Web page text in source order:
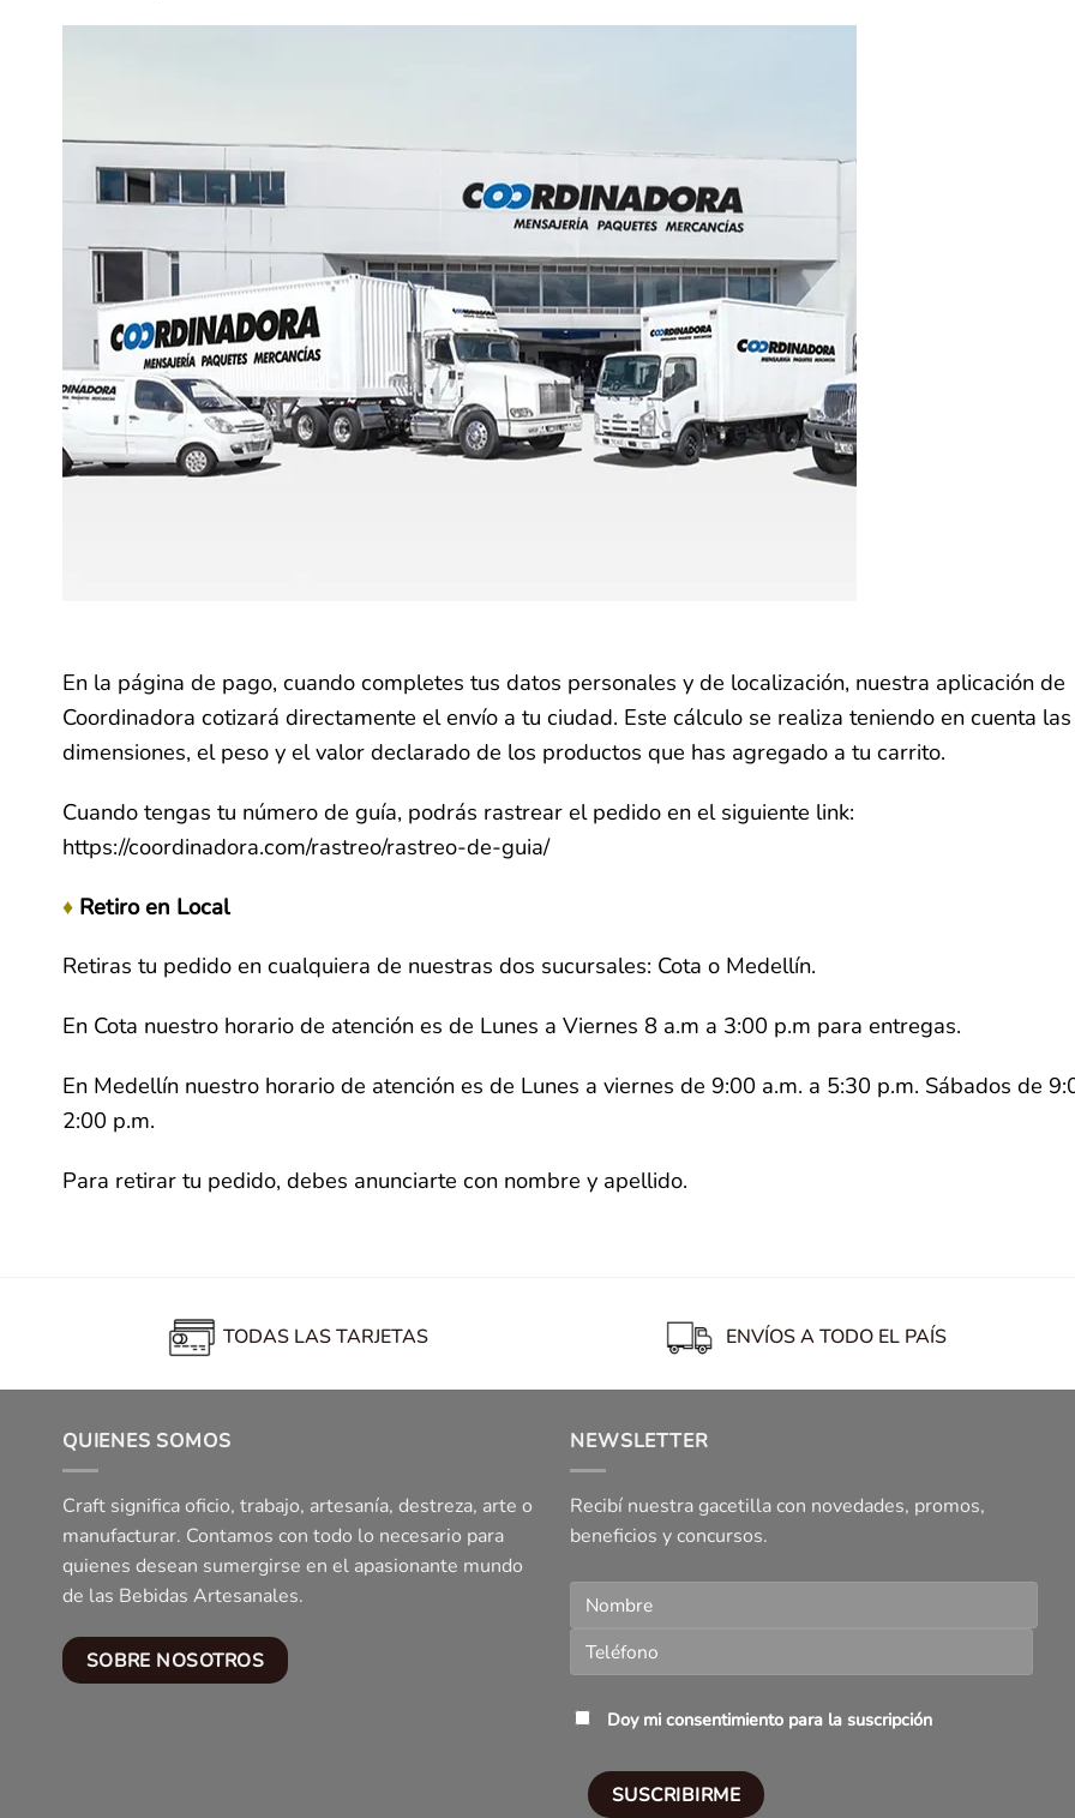
En la página de pago, cuando completes tus datos personales y de localización, nuestra aplicación de
Coordinadora cotizará directamente el envío a tu ciudad. Este cálculo se realiza teniendo en cuenta las
dimensiones, el peso y el valor declarado de los productos que has agregado a tu carrito.
Cuando tengas tu número de guía, podrás rastrear el pedido en el siguiente link:
https://coordinadora.com/rastreo/rastreo-de-guia/
♦ Retiro en Local
Retiras tu pedido en cualquiera de nuestras dos sucursales: Cota o Medellín.
En Cota nuestro horario de atención es de Lunes a Viernes 8 a.m a 3:00 p.m para entregas.
En Medellín nuestro horario de atención es de Lunes a viernes de 9:00 a.m. a 5:30 p.m. Sábados de
2:00 p.m.
Para retirar tu pedido, debes anunciarte con nombre y apellido.
TODAS LAS TARJETAS ENVÍOS A TODO EL PAÍS
QUIENES SOMOS
Craft significa oficio, trabajo, artesanía, destreza, arte o
manufacturar. Contamos con todo lo necesario para
quienes desean sumergirse en el apasionante mundo
de las Bebidas Artesanales.
SOBRE NOSOTROS
NEWSLETTER
Recibí nuestra gacetilla con novedades, promos,
beneficios y concursos.
Doy mi consentimiento para la suscripción